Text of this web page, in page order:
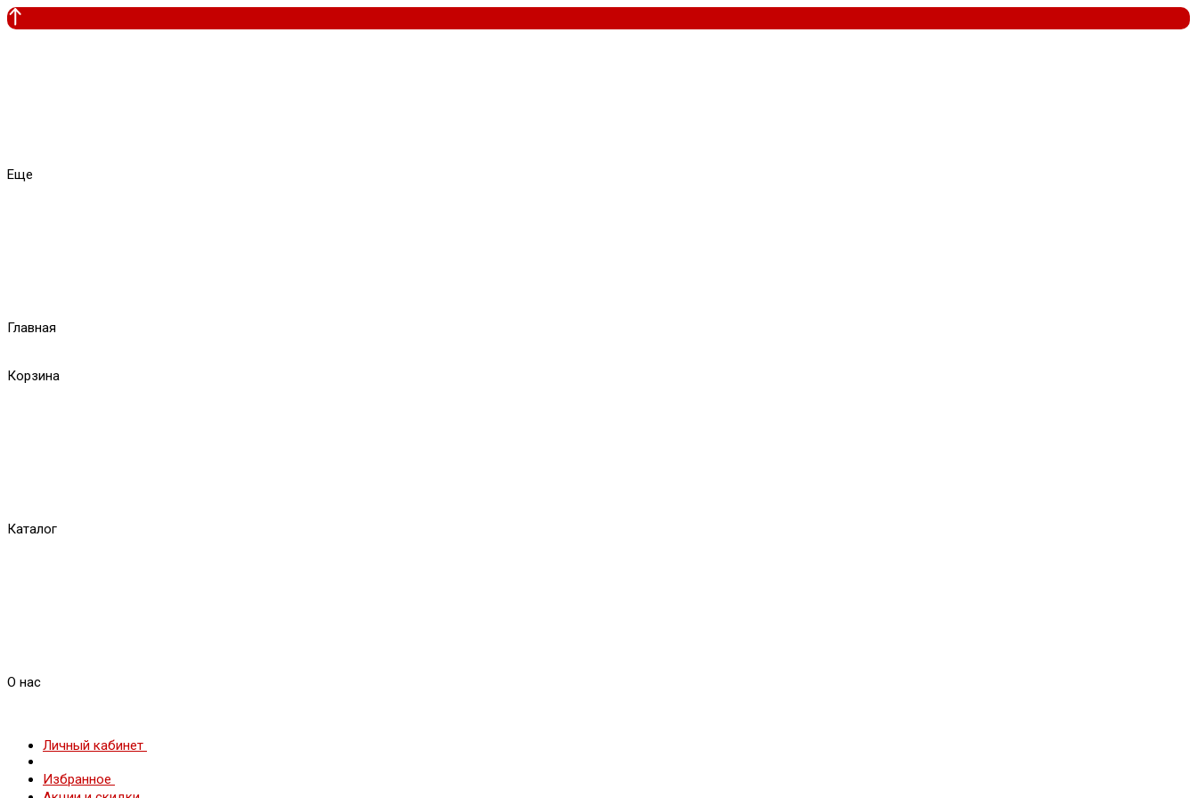
Еще
Главная
Корзина
Каталог
О нас
Личный кабинет
Избранное